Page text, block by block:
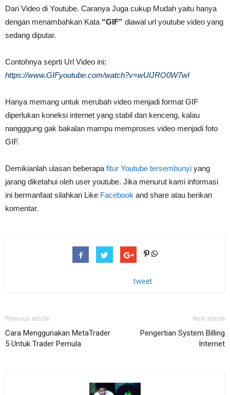
Dari Video di Youtube. Caranya Juga cukup Mudah yaitu hanya
dengan menambahkan Kata “GIF” diawal url youtube video yang
sedang diputar.
Contohnya seprti Url Video ini:
https://www.GIFyoutube.com/watch?v=wUlJRO0W7wI
Hanya memang untuk merubah video menjadi format GIF
diperlukan koneksi internet yang stabil dan kenceng, kalau
nangggung gak bakalan mampu memproses video menjadi foto
GIF.
Demikianlah ulasan beberapa fitur Youtube tersembunyi yang
jarang diketahui oleh user youtube. Jika menurut kami informasi
ini bermanfaat silahkan Like Facebook and share atau berikan
komentar.
tweet
Previous article
Cara Menggunakan MetaTrader
5 Untuk Trader Pemula
Next article
Pengertian System Billing
Internet